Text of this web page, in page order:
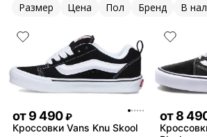
Размер Цена Пол Бренд В
от9 490 ₽
Кроссовки Vans Knu Skool
от8